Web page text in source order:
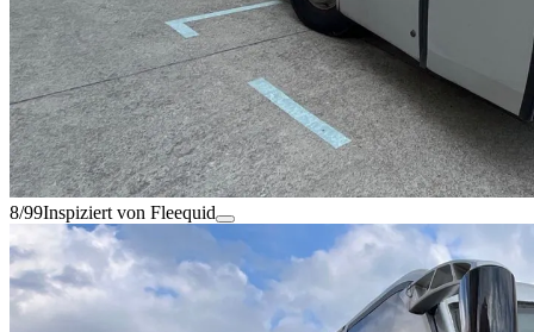
8/99Inspiziert von Fleequid